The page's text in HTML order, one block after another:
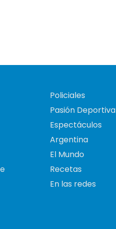
Policiales
Pasión Deportiva
Espectáculos
Argentina
El Mundo
Recetas
En las redes